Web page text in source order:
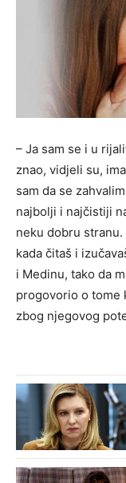
– Ja sam se i u
znao, vidjeli su,
sam da se
najbolji i najčistiji
neku dobru
kada čitaš i
i Medinu, tako da
progovorio o tome
zbog njegovog